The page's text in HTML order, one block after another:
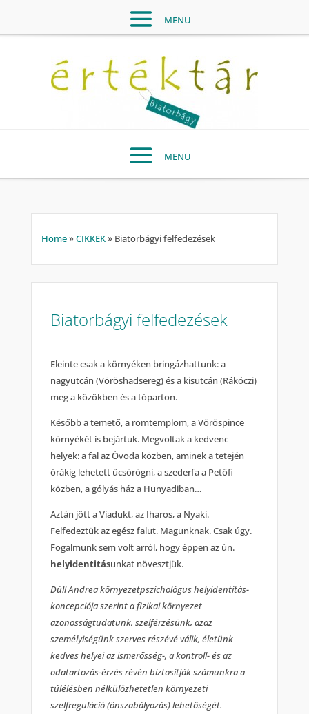
Home» CIKKEK» Biatorbágyi felfedezések
Biatorbágyi felfedezések
Eleinte csak a környéken bringázhattunk: a
nagyutcán (Vöröshadsereg) és a kisutcán (Rákóczi)
meg a közökben és a tóparton.
Később a temető, a romtemplom, a Vöröspince
környékét is bejártuk. Megvoltak a kedvenc
helyek: a fal az Óvoda közben, aminek a tetején
órákig lehetett ücsörögni, a szederfa a Petőfi
közben, a gólyás ház a Hunyadiban…
Aztán jött a Viadukt, az Iharos, a Nyaki.
Felfedeztük az egész falut. Magunknak. Csak úgy.
Fogalmunk sem volt arról, hogy éppen az ún.
helyidentitásunkat növesztjük.
Dúll Andrea környezetpszichológus helyidentitás-
koncepciója szerint a fizikai környezet
azonosságtudatunk, szelférzésünk, azaz
személyiségünk szerves részévé válik, életünk
kedves helyei az ismerősség-, a kontroll- és az
odatartozás-érzés révén biztosítják számunkra a
túlélésben nélkülözhetetlen környezeti
szelfreguláció (önszabályozás) lehetőségét.